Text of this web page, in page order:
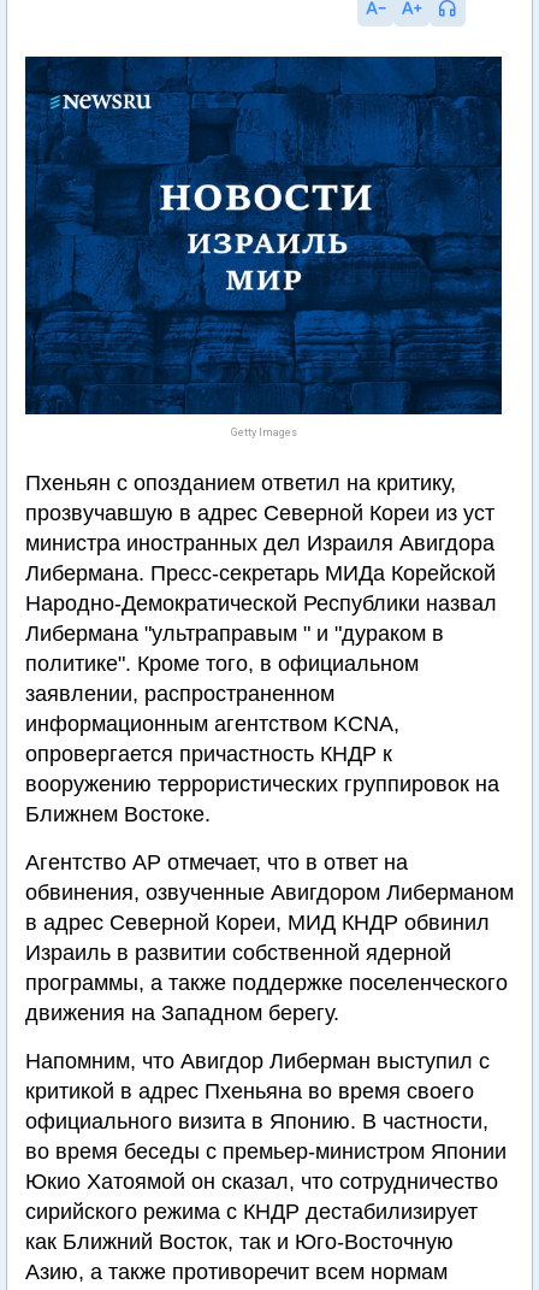
Getty Images
Пхеньян с опозданием ответил на критику,
прозвучавшую в адрес Северной Кореи из уст
министра иностранных дел Израиля Авигдора
Либермана. Пресс-секретарь МИДа Корейской
Народно-Демократической Республики назвал
Либермана "ультраправым " и "дураком в
политике". Кроме того, в официальном
заявлении, распространенном
информационным агентством KCNA,
опровергается причастность КНДР к
вооружению террористических группировок на
Ближнем Востоке.
Агентство АР отмечает, что в ответ на
обвинения, озвученные Авигдором Либерманом
в адрес Северной Кореи, МИД КНДР обвинил
Израиль в развитии собственной ядерной
программы, а также поддержке поселенческого
движения на Западном берегу.
Напомним, что Авигдор Либерман выступил с
критикой в адрес Пхеньяна во время своего
официального визита в Японию. В частности,
во время беседы с премьер-министром Японии
Юкио Хатоямой он сказал, что сотрудничество
сирийского режима с КНДР дестабилизирует
как Ближний Восток, так и Юго-Восточную
Азию, а также противоречит всем нормам